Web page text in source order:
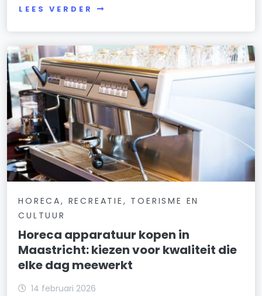
LEES VERDER
HORECA, RECREATIE, TOERISME EN
CULTUUR
Horeca apparatuur kopen in
Maastricht: kiezen voor kwaliteit die
elke dag meewerkt
14 februari 2026